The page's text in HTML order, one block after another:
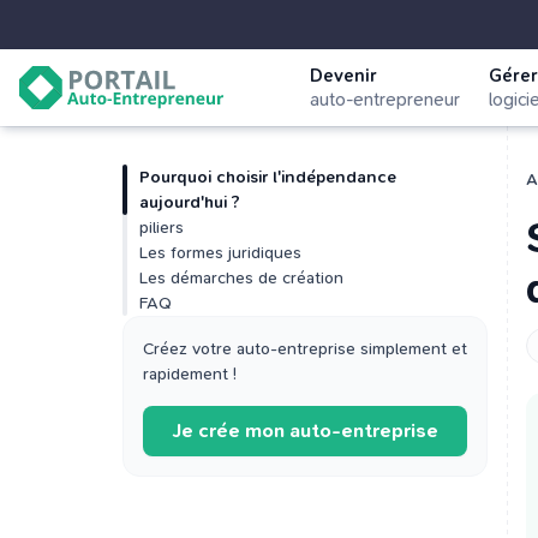
Devenir
auto-entrepreneur
Gérer
Pourquoi choisir l'indépendance
aujourd'hui ?
piliers
Les formes juridiques
Les démarches de création
FAQ
Créez votre auto-entreprise simplement et
rapidement !
Je crée mon auto-entreprise